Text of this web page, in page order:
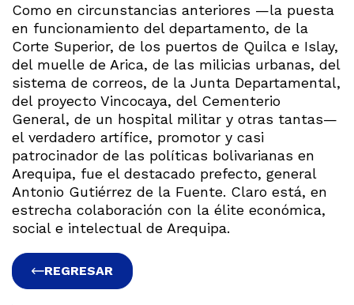
Como en circunstancias anteriores —la puesta
en funcionamiento del departamento, de la
Corte Superior, de los puertos de Quilca e Islay,
del muelle de Arica, de las milicias urbanas, del
sistema de correos, de la Junta Departamental,
del proyecto Vincocaya, del Cementerio
General, de un hospital militar y otras tantas—
el verdadero artífice, promotor y casi
patrocinador de las políticas bolivarianas en
Arequipa, fue el destacado prefecto, general
Antonio Gutiérrez de la Fuente. Claro está, en
estrecha colaboración con la élite económica,
social e intelectual de Arequipa.
REGRESAR